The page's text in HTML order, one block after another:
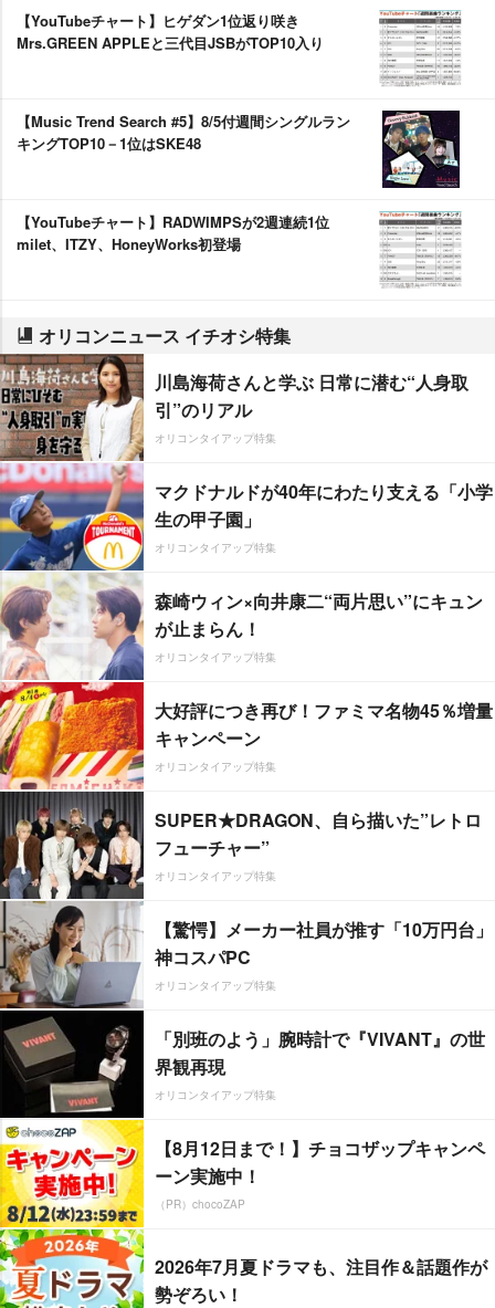
【YouTubeチャート】ヒゲダン1位返り咲き
Mrs.GREEN APPLEと三代目JSBがTOP10入り
【Music Trend Search #5】8/5付週間シングルラン
キングTOP10－1位はSKE48
【YouTubeチャート】RADWIMPSが2週連続1位
milet、ITZY、HoneyWorks初登場
オリコンニュース イチオシ特集
川島海荷さんと学ぶ 日常に潜む“人身取
引”のリアル
オリコンタイアップ特集
マクドナルドが40年にわたり支える「小学
生の甲子園」
オリコンタイアップ特集
森崎ウィン×向井康二“両片思い”にキュン
が止まらん！
オリコンタイアップ特集
大好評につき再び！ファミマ名物45％増量
キャンペーン
オリコンタイアップ特集
SUPER★DRAGON、自ら描いた”レトロ
フューチャー”
オリコンタイアップ特集
【驚愕】メーカー社員が推す「10万円台」
神コスパPC
オリコンタイアップ特集
「別班のよう」腕時計で『VIVANT』の世
界観再現
オリコンタイアップ特集
【8月12日まで！】チョコザップキャンペ
ーン実施中！
（PR）chocoZAP
2026年7月夏ドラマも、注目作＆話題作が
勢ぞろい！